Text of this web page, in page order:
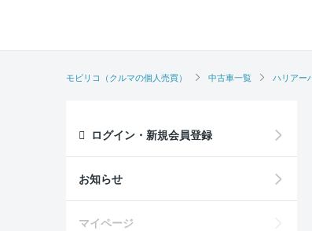
モビリコ（クルマの個人売買） 中古車一覧 ハリアー
ログイン・新規会員登録
お知らせ
マイページ